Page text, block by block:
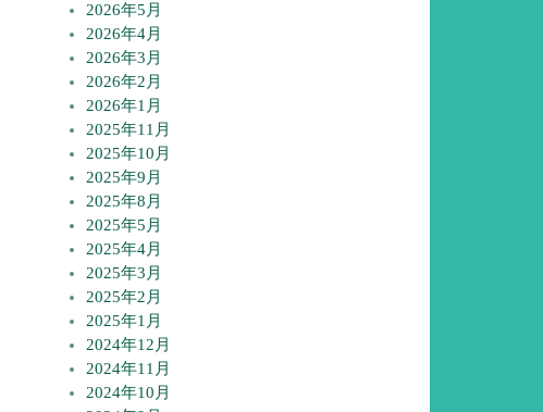
2026年5月
2026年4月
2026年3月
2026年2月
2026年1月
2025年11月
2025年10月
2025年9月
2025年8月
2025年5月
2025年4月
2025年3月
2025年2月
2025年1月
2024年12月
2024年11月
2024年10月